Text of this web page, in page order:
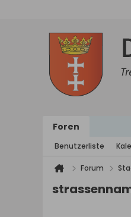
Foren
Benutzerliste
Forum